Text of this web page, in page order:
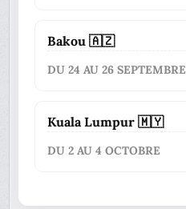
Bakou 🇦🇿
DU 24 AU 26 SEPTEMBRE
Kuala Lumpur 🇲🇾
DU 2 AU 4 OCTOBRE